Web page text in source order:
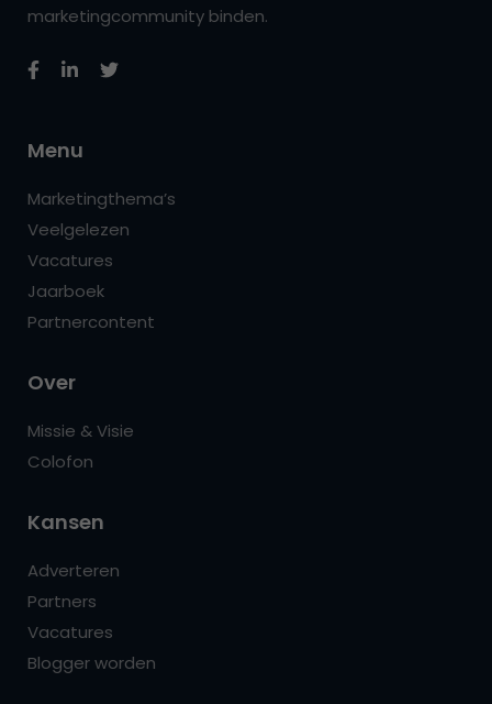
marketingcommunity binden.
Menu
Marketingthema’s
Veelgelezen
Vacatures
Jaarboek
Partnercontent
Over
Missie & Visie
Colofon
Kansen
Adverteren
Partners
Vacatures
Blogger worden